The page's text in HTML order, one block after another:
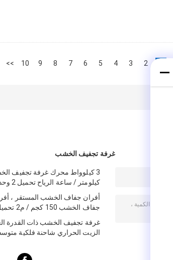
2
3
4
5
6
7
8
9
10
>>
غرفة تجفيف الخشب
كيلومتر / ساعة الرياح تحميل 2 وحدات مروحة
أفران جفاف الخشب المستقر ،
جفاف الخشب 150 كجم / م2 تحميل الثلوج
غرفة تجفيف الخشب ذات القدرة
الزيت الحراري شاحنة فلكية